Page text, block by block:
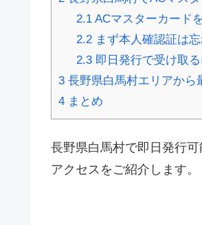
2.1ACマスターカード
2.2まず本人確認証は忘
2.3即日発行で受け取る
3 長野県白馬村エリアから
4 まとめ
長野県白馬村で即日発行
アクセスをご紹介します。